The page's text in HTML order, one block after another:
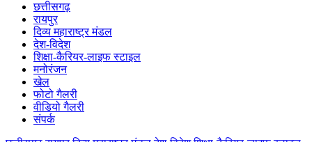
छत्तीसगढ़
रायपुर
दिव्य महाराष्ट्र मंडल
देश-विदेश
शिक्षा-कैरियर-लाइफ स्टाइल
मनोरंजन
खेल
फोटो गैलरी
वीडियो गैलरी
संपर्क